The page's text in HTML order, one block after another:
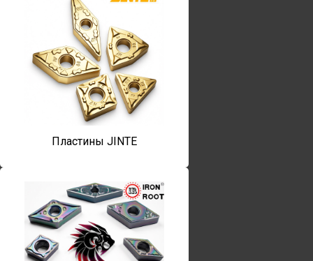
Пластины JINTE